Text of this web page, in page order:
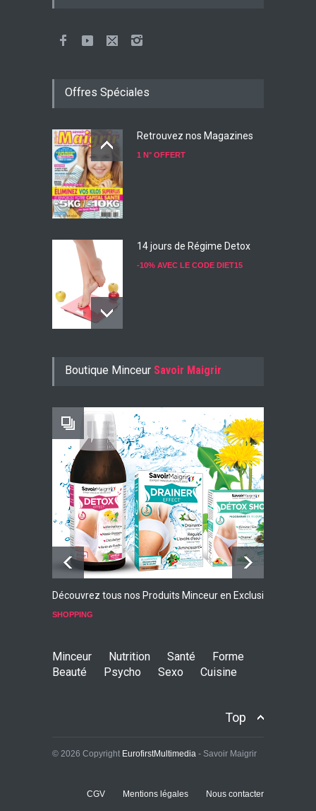
Offres Spéciales
Retrouvez nos Magazines
1 N° OFFERT
14 jours de Régime Detox
-10% AVEC LE CODE DIET15
-10% AVEC LE CODE KONJ10
Faites Votre Bilan Minceur
GRATUIT
Boutique Minceur Savoir Maigrir
Découvrez tous nos Produits Minceur en Exclusivité
SHOPPING
Minceur Nutrition Santé
Forme
Beauté
Psycho Sexo Cuisine
Top
© 2026 Copyright EurofirstMultimedia - Savoir Maigrir
CGV Mentions légales Nous contacter